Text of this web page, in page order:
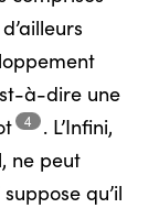
à-dire une
4 .L’Infini,
ne peut
qu’il